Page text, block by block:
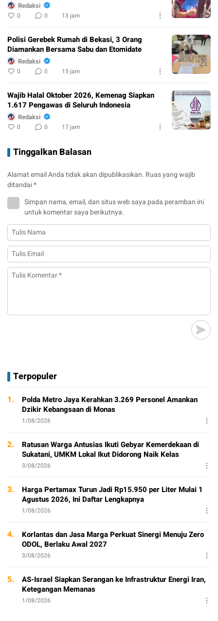
Redaksi
0 0 13 jam
Polisi Gerebek Rumah di Bekasi, 3 Orang
Diamankan Bersama Sabu dan Etomidate
Redaksi
0 0 15 jam
Wajib Halal Oktober 2026, Kemenag Siapkan
1.617 Pengawas di Seluruh Indonesia
Redaksi
0 0 17 jam
Tinggalkan Balasan
Alamat email Anda tidak akan dipublikasikan. Ruas yang wajib
ditandai*
Simpan nama, email, dan situs web saya pada peramban ini
untuk komentar saya berikutnya.
Terpopuler
1.
Polda Metro Jaya Kerahkan 3.269 Personel Amankan
Dzikir Kebangsaan di Monas
1/08/2026
2.
Ratusan Warga Antusias Ikuti Gebyar Kemerdekaan di
Sukatani, UMKM Lokal Ikut Didorong Naik Kelas
3/08/2026
3.
Harga Pertamax Turun Jadi Rp15.950 per Liter Mulai 1
Agustus 2026, Ini Daftar Lengkapnya
1/08/2026
4.
Korlantas dan Jasa Marga Perkuat Sinergi Menuju Zero
ODOL, Berlaku Awal 2027
3/08/2026
5.
AS-Israel Siapkan Serangan ke Infrastruktur Energi Iran,
Ketegangan Memanas
1/08/2026